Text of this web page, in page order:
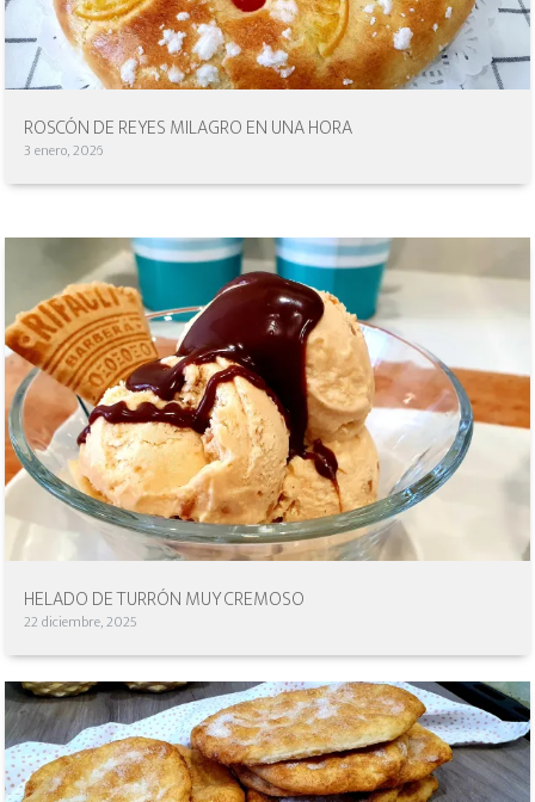
ROSCÓN DE REYES MILAGRO EN UNA HORA
3 enero, 2026
HELADO DE TURRÓN MUY CREMOSO
22 diciembre, 2025